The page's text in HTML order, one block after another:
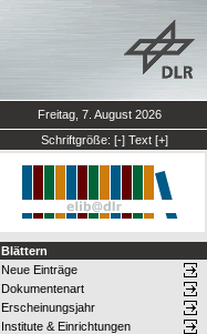
Freitag, 7. August 2026
Schriftgröße: [-] Text [+]
Blättern
Neue Einträge
Dokumentenart
Erscheinungsjahr
Institute & Einrichtungen